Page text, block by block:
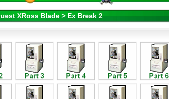
XRoss Blade > Ex Break 2